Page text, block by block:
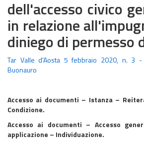
dell'accesso civico
in relazione
diniego di permesso
Tar Valle d'Aosta 5 febbraio 2020, n. 3 -
Buonauro
Accesso ai documenti – Istanza –
Condizione.
Accesso ai documenti – Accesso
applicazione – Individuazione.